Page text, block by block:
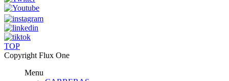
TOP
Copyright Flux One
Menu